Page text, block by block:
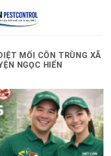
MỐI CÔN TRÙNG XÃ
NGỌC HIỂN